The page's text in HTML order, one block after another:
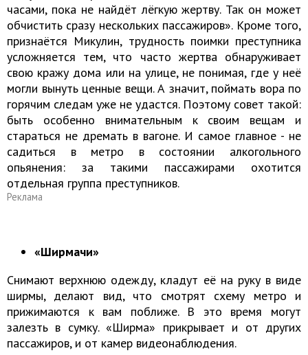
часами, пока не найдёт лёгкую жертву. Так он может
обчистить сразу нескольких пассажиров». Кроме того,
признаётся Микулин, трудность поимки преступника
усложняется тем, что часто жертва обнаруживает
свою кражу дома или на улице, не понимая, где у неё
могли вынуть ценные вещи. А значит, поймать вора по
горячим следам уже не удастся. Поэтому совет такой:
быть особенно внимательным к своим вещам и
стараться не дремать в вагоне. И самое главное - не
садиться в метро в состоянии алкогольного
опьянения: за такими пассажирами охотится
отдельная группа преступников.
Реклама
«Ширмачи»
Снимают верхнюю одежду, кладут её на руку в виде
ширмы, делают вид, что смотрят схему метро и
прижимаются к вам поближе. В это время могут
залезть в сумку. «Ширма» прикрывает и от других
пассажиров, и от камер видеонаблюдения.